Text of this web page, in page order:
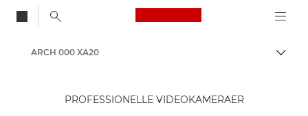
Canon Logo, back
Skift
ARCH 000 XA20
PROFESSIONELLE VIDEOKAMERAER